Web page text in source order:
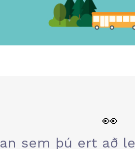
👀
sem þú ert að